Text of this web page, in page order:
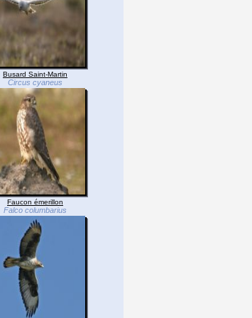
Busard Saint-Martin
Circus cyaneus
Faucon émerillon
Falco columbarius